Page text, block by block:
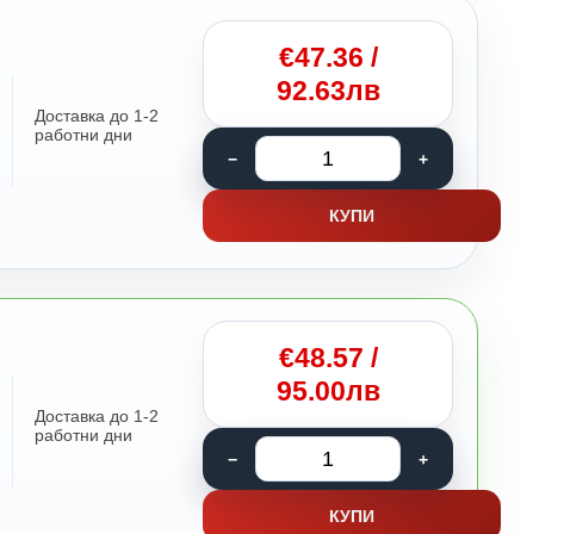
Доставка до 1-2
работни дни
€47.36 /
92.63лв
КУПИ
Доставка до 1-2
работни дни
€48.57 /
95.00лв
КУПИ